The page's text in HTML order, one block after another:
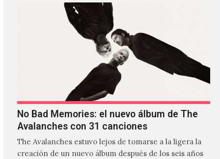
No Bad Memories: el nuevo álbum de The
Avalanches con 31 canciones
The Avalanches estuvo lejos de tomarse a la ligera la
creación de un nuevo álbum después de los seis años